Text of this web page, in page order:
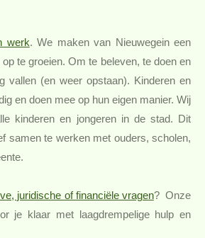
werk. We maken van Nieuwegein een
te groeien. Om te beleven, te doen en
vallen (en weer opstaan). Kinderen en
en doen mee op hun eigen manier. Wij
kinderen en jongeren in de stad. Dit
samen te werken met ouders, scholen,
juridische of financiële vragen? Onze
je klaar met laagdrempelige hulp en